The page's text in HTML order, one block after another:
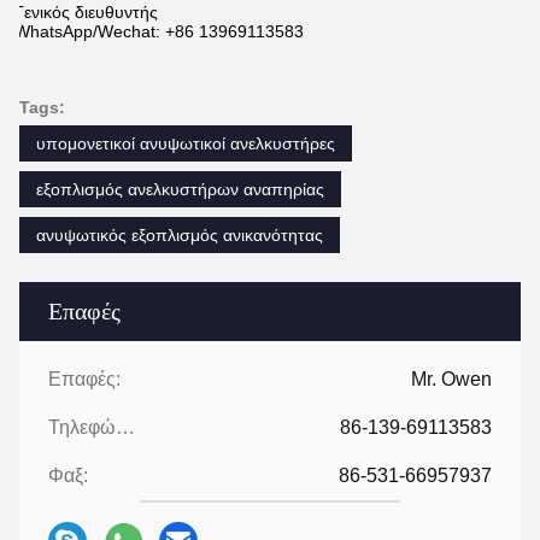
Επαφές
Επαφές: Mr. Owen
Τηλεφώνημα: 86-139-69113583
Φαξ: 86-531-66957937
Γενικός διευθυντής
WhatsApp/Wechat: +86 13969113583
Tags:
υπομονετικοί ανυψωτικοί ανελκυστήρες
εξοπλισμός ανελκυστήρων αναπηρίας
ανυψωτικός εξοπλισμός ανικανότητας